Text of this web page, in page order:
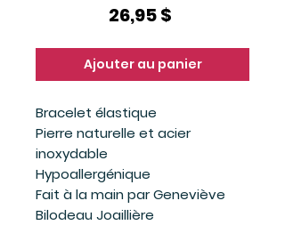
26,95 $
Ajouter au panier
Bracelet élastique
Pierre naturelle et acier
inoxydable
Hypoallergénique
Fait à la main par Geneviève
Bilodeau Joaillière